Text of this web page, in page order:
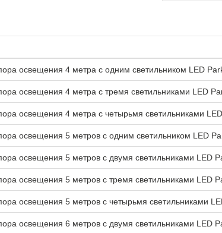
освещения 4 метра с одним светильником LED
освещения 4 метра с тремя светильниками LED
освещения 4 метра с четырьмя светильниками
освещения 5 метров с одним светильником LED
освещения 5 метров с двумя светильниками LED
освещения 5 метров с тремя светильниками LED
освещения 5 метров с четырьмя светильниками
освещения 6 метров с двумя светильниками LED